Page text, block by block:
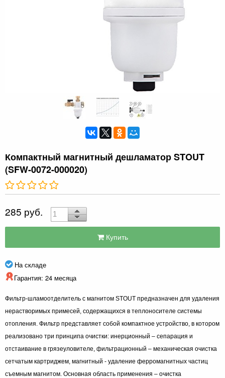
Компактный магнитный дешламатор STOUT
(SFW-0072-000020)
285 руб.
Купить
На складе
Гарантия: 24 месяца
Фильтр-шламоотделитель с магнитом STOUT предназначен для удаления
нерастворимых примесей, содержащихся в теплоносителе системы
отопления. Фильтр представляет собой компактное устройство, в котором
реализовано три принципа очистки: инерционный – сепарация и
отстаивание в грязеуловителе, фильтрационный – механическая очистка
сетчатым картриджем, магнитный - удаление ферромагнитных частиц
съемным магнитом. Основная область применения – очистка